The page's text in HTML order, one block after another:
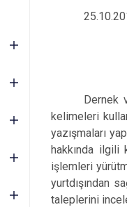
Dernek
kelimeleri
yazışmaları
hakkında ilgili
işlemleri
yurtdışından
taleplerini